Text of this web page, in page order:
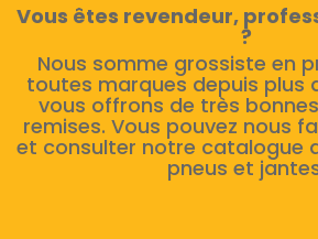
Vous êtes revendeur,
?
Nous somme grossiste en
toutes marques depuis plus
vous offrons de très
remises. Vous pouvez nous
et consulter notre catalogue
pneus et